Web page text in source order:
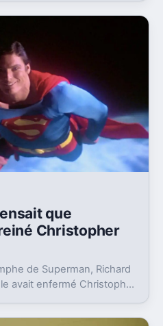
que
Christopher
de Superman, Richard
avait enfermé Christopher